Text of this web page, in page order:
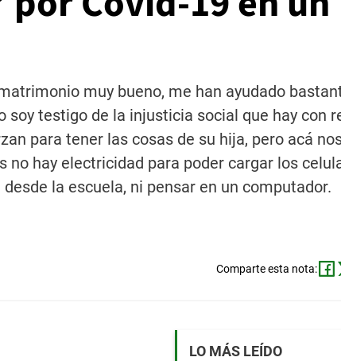
muy bueno, me han ayudado
testigo de la injusticia social que hay con
para tener las cosas de su hija, pero acá
no hay electricidad para poder cargar los
la escuela, ni pensar en un computador.
Comparte esta nota:
LO MÁS LEÍDO